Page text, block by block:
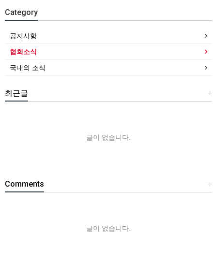
Category
공지사항
협회소식
국내외 소식
+
최근글
글이 없습니다.
+
Comments
글이 없습니다.